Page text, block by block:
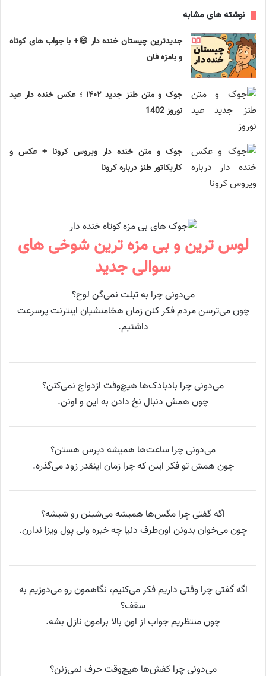
نوشته های مشابه
جدیدترین چیستان خنده دار 😄+ با جواب های کوتاه
و بامزه فان
جوک و متن طنز جدید ۱۴۰۲ ؛ عکس خنده دار عید
نوروز 1402
جوک و متن خنده دار ویروس کرونا + عکس و
کاریکاتور طنز درباره کرونا
لوس ترین و بی مزه ترین شوخی های
سوالی جدید
می‌دونی چرا به تبلت نمی‌گن لوح؟
چون می‌ترسن مردم فکر کنن زمان هخامنشیان اینترنت پرسرعت
داشتیم.
می‌دونی چرا بادبادک‌ها هیچ‌وقت ازدواج نمی‌کنن؟
چون همش دنبال نخ دادن به این و اونن.
می‌دونی چرا ساعت‌ها همیشه دپرس هستن؟
چون همش تو فکر اینن که چرا زمان اینقدر زود می‌گذره.
اگه گفتی چرا مگس‌ها همیشه می‌شینن رو شیشه؟
چون می‌خوان بدونن اون‌طرف دنیا چه خبره ولی پول ویزا ندارن.
اگه گفتی چرا وقتی داریم فکر می‌کنیم، نگاهمون رو می‌دوزیم به
سقف؟
چون منتظریم جواب از اون بالا برامون نازل بشه.
می‌دونی چرا کفش‌ها هیچ‌وقت حرف نمی‌زنن؟